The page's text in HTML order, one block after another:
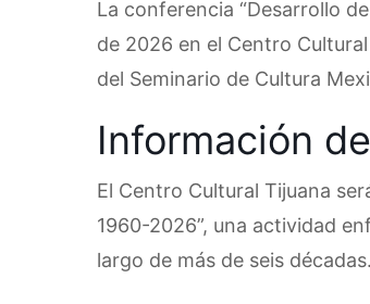
La conferencia “Desarrollo
de 2026 en el Centro
del Seminario de Cultura
Información
El Centro Cultural Tijuana
1960-2026”, una actividad
largo de más de seis décadas.